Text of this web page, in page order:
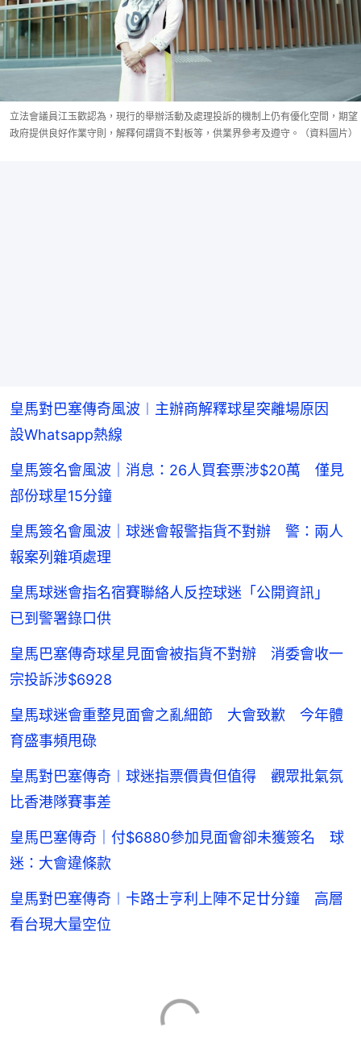
立法會議員江玉歡認為，現行的舉辦活動及處理投訴的機制上仍有優化空間，期望
政府提供良好作業守則，解釋何謂貨不對板等，供業界參考及遵守。（資料圖片）
皇馬對巴塞傳奇風波︱主辦商解釋球星突離場原因
設Whatsapp熱線
皇馬簽名會風波｜消息：26人買套票涉$20萬 僅見
部份球星15分鐘
皇馬簽名會風波｜球迷會報警指貨不對辦 警：兩人
報案列雜項處理
皇馬球迷會指名宿賽聯絡人反控球迷「公開資訊」
已到警署錄口供
皇馬巴塞傳奇球星見面會被指貨不對辦 消委會收一
宗投訴涉$6928
皇馬球迷會重整見面會之亂細節 大會致歉 今年體
育盛事頻甩碌
皇馬對巴塞傳奇︱球迷指票價貴但值得 觀眾批氣氛
比香港隊賽事差
皇馬巴塞傳奇｜付$6880參加見面會卻未獲簽名 球
迷：大會違條款
皇馬對巴塞傳奇︱卡路士亨利上陣不足廿分鐘 高層
看台現大量空位